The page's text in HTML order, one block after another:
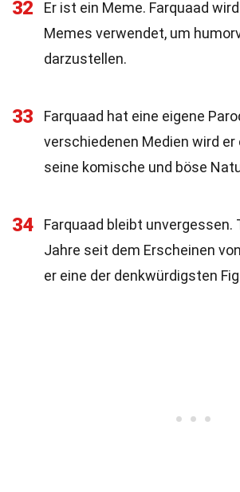
32
Er ist ein Meme. Farquaad
Memes verwendet, um
darzustellen.
33
Farquaad hat eine eigene
verschiedenen Medien wird
seine komische und böse
34
Farquaad bleibt unvergessen.
Jahre seit dem Erscheinen
er eine der denkwürdigsten